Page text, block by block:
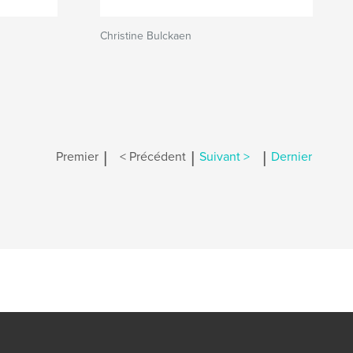
Christine Bulckaen
Premier | < Précédent | Suivant > | Dernier